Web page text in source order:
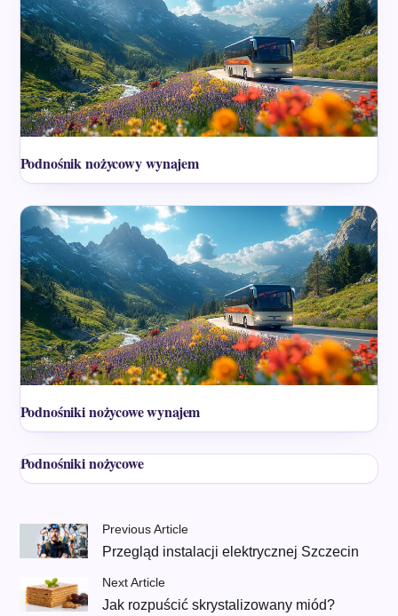
Podnośnik nożycowy wynajem
Podnośniki nożycowe wynajem
Podnośniki nożycowe
Previous Article
Przegląd instalacji elektrycznej Szczecin
Next Article
Jak rozpuścić skrystalizowany miód?